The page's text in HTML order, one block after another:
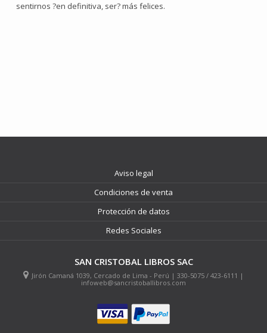
sentirnos ?en definitiva, ser? más felices.
Aviso legal
Condiciones de venta
Protección de datos
Redes Sociales
SAN CRISTOBAL LIBROS SAC
Jirón Camaná 1039, Cercado de Lima - Perú | 330-5075 / 423-6111 |
infoweb@sancristoballibros.com